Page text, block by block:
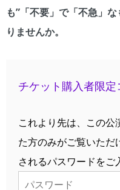
も”「不要」で「不急」
りませんか。
チケット購入者限定
これより先は、この
た方のみがご覧いただ
されるパスワードをご